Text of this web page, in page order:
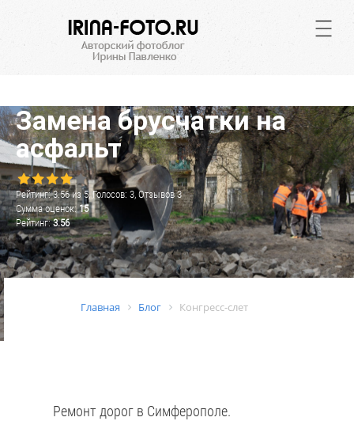
.
Замена брусчатки на
асфальт
Рейтинг:3.56из5, Голосов: 3, Отзывов3
Сумма оценок:15
Рейтинг:3.56
Главная Блог Конгресс-слет
Ремонт дорог в Симферополе.